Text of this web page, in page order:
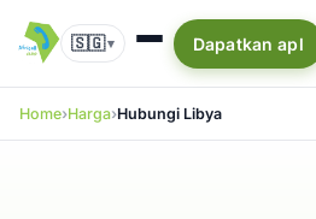
🇸🇬▾ Dapatkan apl
Home Harga Hubungi Libya